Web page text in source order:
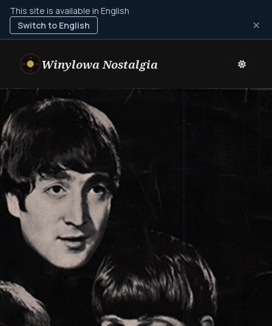
This site is available in English
Switch to English
×
Winylowa Nostalgia